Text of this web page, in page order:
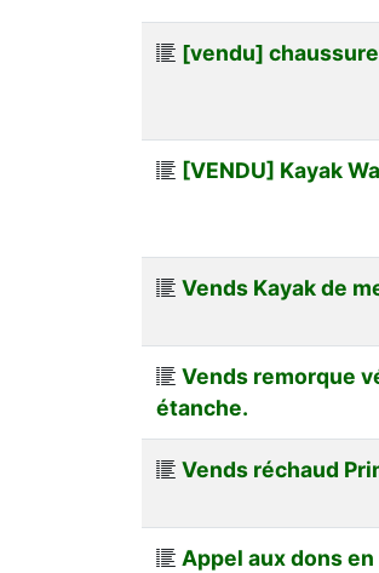
[vendu]
[VENDU] Kayak
Vends Kayak de
Vends remorque
étanche.
Vends réchaud
Appel aux dons